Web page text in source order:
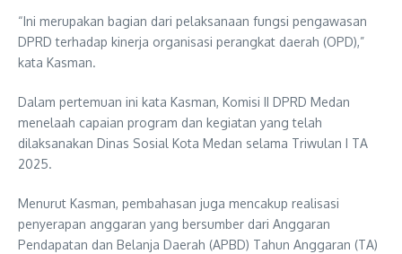
“Ini merupakan bagian dari pelaksanaan fungsi pengawasan
DPRD terhadap kinerja organisasi perangkat daerah (OPD),”
kata Kasman.
Dalam pertemuan ini kata Kasman, Komisi II DPRD Medan
menelaah capaian program dan kegiatan yang telah
dilaksanakan Dinas Sosial Kota Medan selama Triwulan I TA
2025.
Menurut Kasman, pembahasan juga mencakup realisasi
penyerapan anggaran yang bersumber dari Anggaran
Pendapatan dan Belanja Daerah (APBD) Tahun Anggaran (TA)